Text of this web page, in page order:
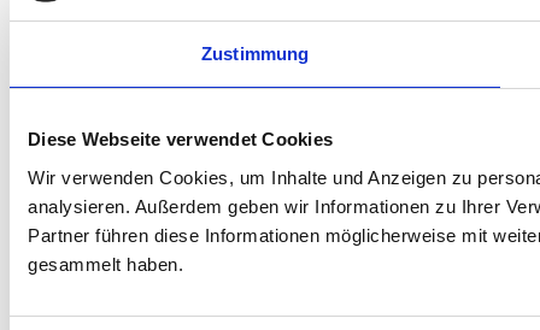
Zustimmung
Diese Webseite verwendet Cookies
Wir verwenden Cookies, um Inhalte und Anzeigen zu
analysieren. Außerdem geben wir Informationen zu Ihrer
Partner führen diese Informationen möglicherweise mit
gesammelt haben.